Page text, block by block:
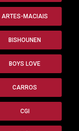
ARTES-MACIAIS
BISHOUNEN
BOYS LOVE
CARROS
CGI